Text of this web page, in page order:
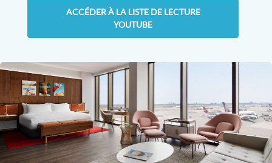
ACCÉDER À LA LISTE DE LECTURE
YOUTUBE